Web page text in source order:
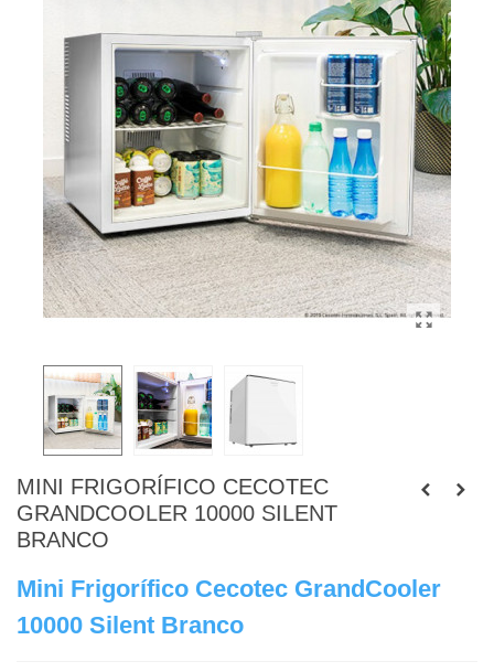
MINI FRIGORÍFICO CECOTEC
GRANDCOOLER 10000 SILENT
BRANCO
Mini Frigorífico Cecotec GrandCooler
10000 Silent Branco